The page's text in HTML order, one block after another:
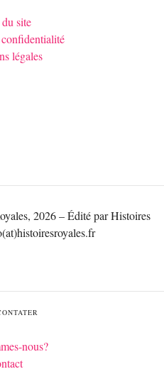
site
légales
2026 – Édité par Histoires
nous?